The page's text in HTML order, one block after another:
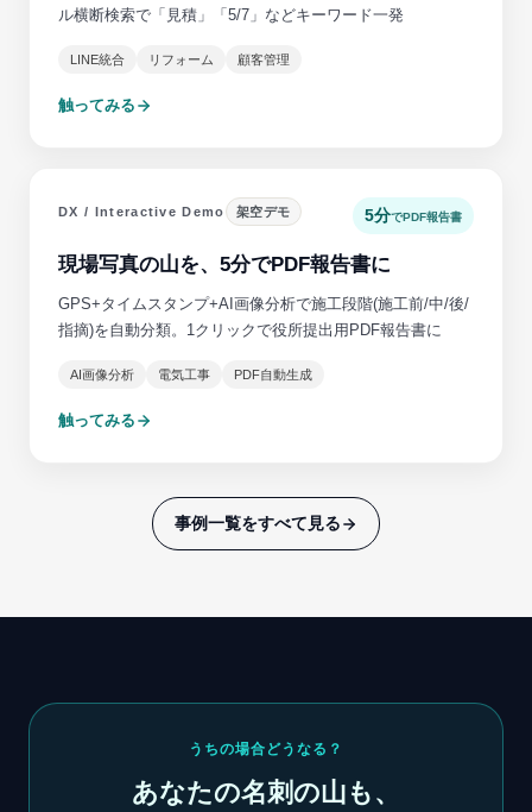
ル横断検索で「見積」「5/7」などキーワード一発
LINE統合 リフォーム 顧客管理
触ってみる
DX / Interactive Demo 架空デモ 5分でPDF報告書
現場写真の山を、5分でPDF報告書に
GPS+タイムスタンプ+AI画像分析で施工段階(施工前/中/後/
指摘)を自動分類。1クリックで役所提出用PDF報告書に
AI画像分析 電気工事 PDF自動生成
触ってみる
事例一覧をすべて見る
うちの場合どうなる？
あなたの名刺の山も、